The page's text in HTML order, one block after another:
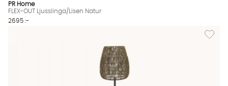
PR Home
FLEX-OUT Ljusslinga/Lisen Natur
2695 :-
Lägg